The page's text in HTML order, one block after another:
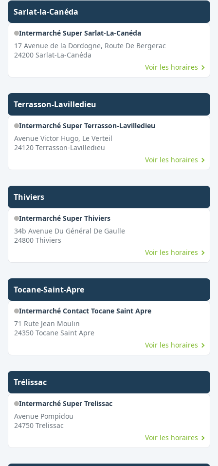
Sarlat-la-Canéda
Intermarché Super Sarlat-La-Canéda
17 Avenue de la Dordogne, Route De Bergerac
24200 Sarlat-La-Canéda
Voir les horaires
Terrasson-Lavilledieu
Intermarché Super Terrasson-Lavilledieu
Avenue Victor Hugo, Le Verteil
24120 Terrasson-Lavilledieu
Voir les horaires
Thiviers
Intermarché Super Thiviers
34b Avenue Du Général De Gaulle
24800 Thiviers
Voir les horaires
Tocane-Saint-Apre
Intermarché Contact Tocane Saint Apre
71 Rute Jean Moulin
24350 Tocane Saint Apre
Voir les horaires
Trélissac
Intermarché Super Trelissac
Avenue Pompidou
24750 Trelissac
Voir les horaires